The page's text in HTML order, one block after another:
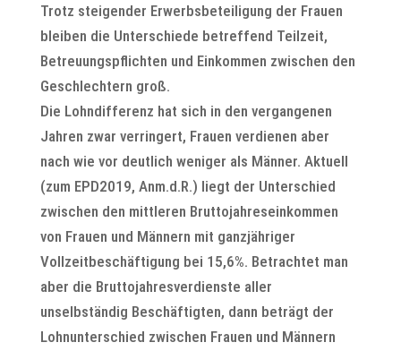
Trotz steigender Erwerbsbeteiligung der Frauen
bleiben die Unterschiede betreffend Teilzeit,
Betreuungspflichten und Einkommen zwischen den
Geschlechtern groß.
Die Lohndifferenz hat sich in den vergangenen
Jahren zwar verringert, Frauen verdienen aber
nach wie vor deutlich weniger als Männer. Aktuell
(zum EPD2019, Anm.d.R.) liegt der Unterschied
zwischen den mittleren Bruttojahreseinkommen
von Frauen und Männern mit ganzjähriger
Vollzeitbeschäftigung bei 15,6%. Betrachtet man
aber die Bruttojahresverdienste aller
unselbständig Beschäftigten, dann beträgt der
Lohnunterschied zwischen Frauen und Männern